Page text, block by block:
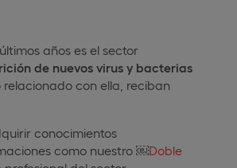
años es el sector
de nuevos virus y bacterias
con ella, reciban
conocimientos
como nuestro ​￼​Doble